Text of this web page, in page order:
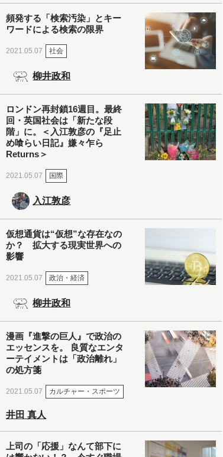
頻発する「検索汚染」とキー
ワードによる検索の限界
2021.05.07 社会
柳井政和
ロンドン再封鎖16週目。最終
回・英国社会は「新たな段
階」に。＜入江敦彦の『足止
め喰らい日記』嫌々乍ら
Returns＞
2021.05.07 国際
入江敦彦
仮想通貨は“仮想”な存在なの
か？ 拡大する現実世界への
影響
2021.05.07 政治・経済
柳井政和
漫画『進撃の巨人』で政治の
エッセンスを。 良質なエンタ
ーテイメントは「政治離れ」
の処方箋
2021.05.07 カルチャー・スポーツ
井田 真人
上司の「応援」なんて部下に